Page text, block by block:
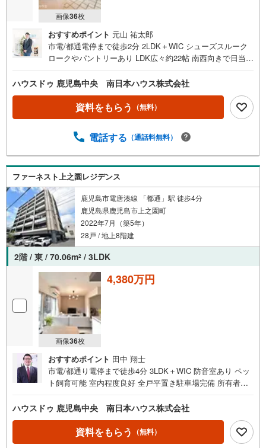
画像36枚
おすすめポイント 元山 祐太郎
市電/都通電停まで徒歩2分 2LDK＋WIC シューズスルーク
ロークやパントリーあり LDK広々約22帖 南西向きで日当た
ンション設備など＝・ペット飼育可（犬猫2匹まで）・24時
間ゴミ出し可能・ハンズフリーシステム「Tebra pass」
（非接触型キー）・エレベーター2基・宅配ボックス・来客
用駐車場・全戸駐車場確保■周辺環境■・中洲小学校まで徒
セブンイレブン上之園町店まで徒歩4分（約280m）・タイ
（約350m）・ドラックイレブン甲南通り店まで徒歩6分
（約440m）・JR/鹿児島中央駅まで徒歩7分（約510m）・
甲南中学校まで徒歩8分（約630m）平坦地の生活利便良好
なマンション！室内程度良好です！エアコン2台【リビン
グ・寝室】、食器棚付き！所有者様が居住中につきご内覧
希望の際は事前にご連絡ください
ハウスドゥ 鹿児島中央 南日本ハウス株式会社
資料をもらう （無料）
電話する （通話料無料）
ファーネスト上之園レジデンス
鹿児島市電唐湊線 「都通」駅 徒歩4分
鹿児島県鹿児島市上之園町
2022年7月（築5年）
28戸 / 地上8階建
2階 / 東 / 70.06m2 / 3LDK
画像36枚
4,380万円
おすすめポイント 田中 翔士
市電/都通り電停まで徒歩4分 3LDK＋WIC 防音室あり ペッ
ト飼育可能 室内程度良好 全戸平置き駐車場完備 所有者様
周辺環境■・中洲小学校まで徒歩2分（約150m）・セブンイ
レブン上之園町店まで徒歩3分（約230m）・鹿児島中洲郵
便局まで徒歩4分（約320m）・市電/都通電停まで徒歩4分
（約320m）・ドラックイレブン甲南通り店まで徒歩5分
ハウスドゥ 鹿児島中央 南日本ハウス株式会社
資料をもらう （無料）